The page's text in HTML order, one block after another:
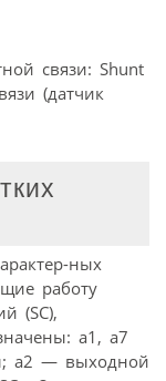
связи: Shunt
(датчик
ных
работу
(SC),
а1, а7
а2 — выходной